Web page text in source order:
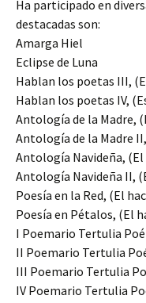
Ha participado en
destacadas son:
Amarga Hiel
Eclipse de Luna
Hablan los poetas III,
Hablan los poetas IV,
Antología de la Madre,
Antología de la Madre
Antología Navideña, (El
Antología Navideña II,
Poesía en la Red, (El
Poesía en Pétalos, (El
I Poemario Tertulia
II Poemario Tertulia
III Poemario Tertulia
IV Poemario Tertulia